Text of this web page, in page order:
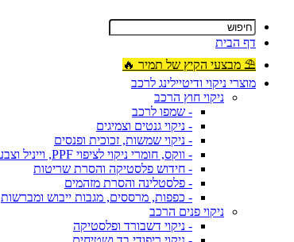
דף הבית
⛱ מבצעי הקיץ של תמיר 🔥
מוצרי ניקוי ודיטיילינג לרכב
ניקוי חוץ הרכב
- שמפו לרכב
- ניקוי גנטים וצמיגים
- ניקוי שמשות, זכוכית ופנסים
- ווקס, חומרי ניקוי לציפוי PPF, וייניל וצבע מט
- חידוש פלסטיקה והסרת שריטות
- פלסטלינה והסרת מזהמים
- כפפות, מרססים, מגבות ייבוש ומברשות
ניקוי פנים הרכב
- ניקוי דשבורד ופלסטיקה